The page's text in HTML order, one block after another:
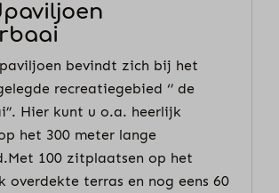
bevindt zich bij het
recreatiegebied ‘’ de
Hier kunt u o.a. heerlijk
het 300 meter lange
100 zitplaatsen op het
overdekte terras en nog eens 60